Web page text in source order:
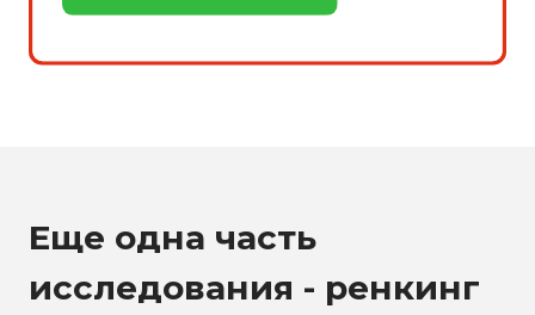
Еще одна часть
исследования - ренкинг